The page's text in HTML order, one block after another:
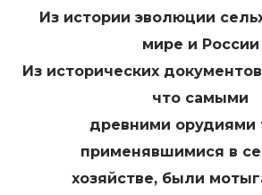
Из истории эволюции
мире и России
Из исторических
что самыми
древними орудиями
применявшимися в
хозяйстве, были